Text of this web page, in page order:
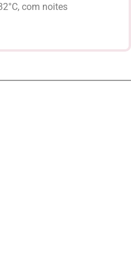
com noites